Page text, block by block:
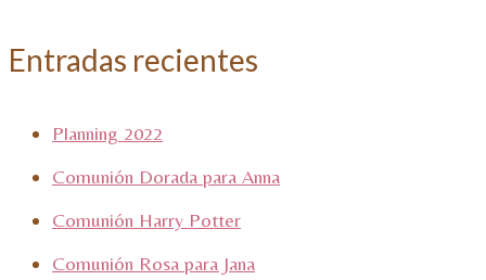
Entradas recientes
Planning 2022
Comunión Dorada para Anna
Comunión Harry Potter
Comunión Rosa para Jana